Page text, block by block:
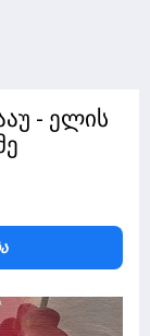
- ელის